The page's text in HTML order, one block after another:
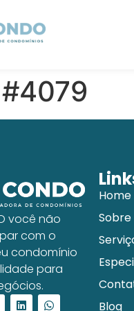
você não
com o
condomínio
para
Home
Sobre
Blog